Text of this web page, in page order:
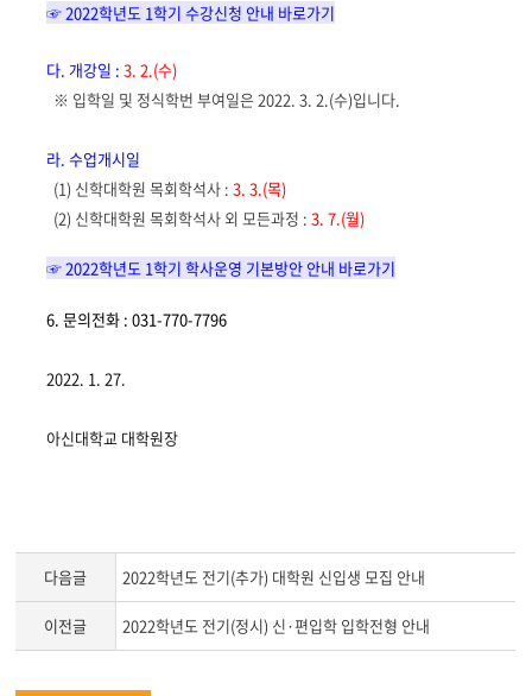
☞ 2022학년도 1학기 수강신청 안내 바로가기
다.개강일 :3. 2.(수)
※ 입학일 및 정식학번 부여일은2022. 3. 2.(수)입니다.
라.수업개시일
(1) 신학대학원 목회학석사 :3. 3.(목)
(2) 신학대학원 목회학석사 외 모든과정 :3. 7.(월)
☞ 2022학년도 1학기 학사운영 기본방안 안내 바로가기
6.문의전화 : 031-770-7796
2022. 1. 27.
아신대학교 대학원장
다음글 2022학년도 전기(추가) 대학원 신입생 모집 안내
이전글 2022학년도 전기(정시) 신·편입학 입학전형 안내